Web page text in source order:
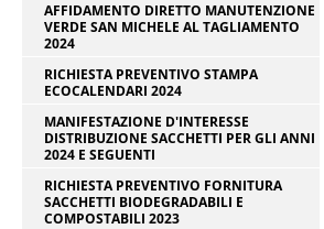
AFFIDAMENTO DIRETTO MANUTENZIONE
VERDE SAN MICHELE AL TAGLIAMENTO
2024
RICHIESTA PREVENTIVO STAMPA
ECOCALENDARI 2024
MANIFESTAZIONE D'INTERESSE
DISTRIBUZIONE SACCHETTI PER GLI ANNI
2024 E SEGUENTI
RICHIESTA PREVENTIVO FORNITURA
SACCHETTI BIODEGRADABILI E
COMPOSTABILI 2023